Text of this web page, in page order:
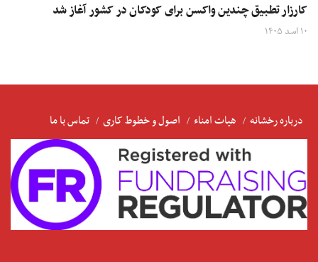
کارزار تطبیق چندین واکسن برای کودکان در کشور آغاز شد
۱۰ اسد ۱۴۰۵
درباره رخشانه هیات امناء اصول و خطوط کاری تماس با ما